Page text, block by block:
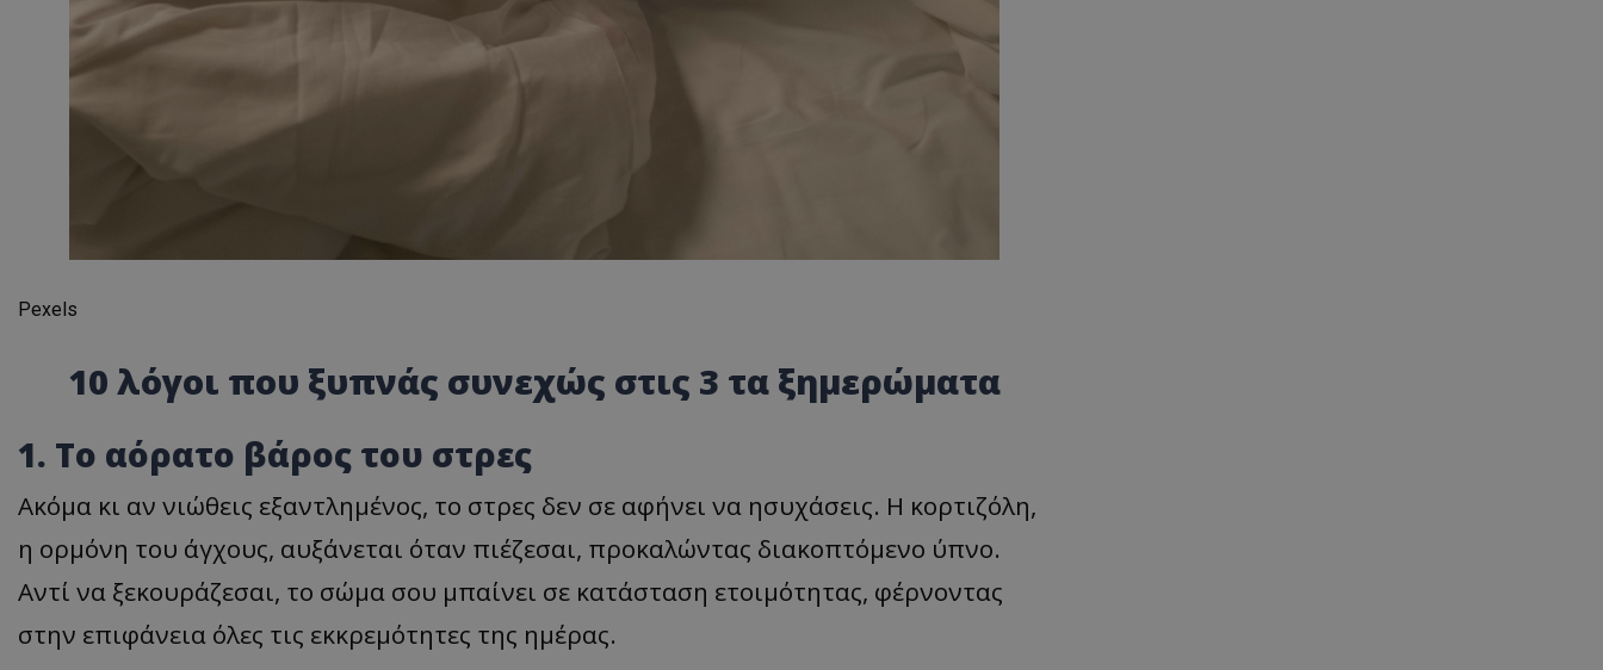
Pexels
10 λόγοι που ξυπνάς συνεχώς στις 3 τα ξημερώματα
1. Το αόρατο βάρος του στρες
Ακόμα κι αν νιώθεις εξαντλημένος, το στρες δεν σε αφήνει να ησυχάσεις. Η κορτιζόλη,
η ορμόνη του άγχους, αυξάνεται όταν πιέζεσαι, προκαλώντας διακοπτόμενο ύπνο.
Αντί να ξεκουράζεσαι, το σώμα σου μπαίνει σε κατάσταση ετοιμότητας, φέρνοντας
στην επιφάνεια όλες τις εκκρεμότητες της ημέρας.